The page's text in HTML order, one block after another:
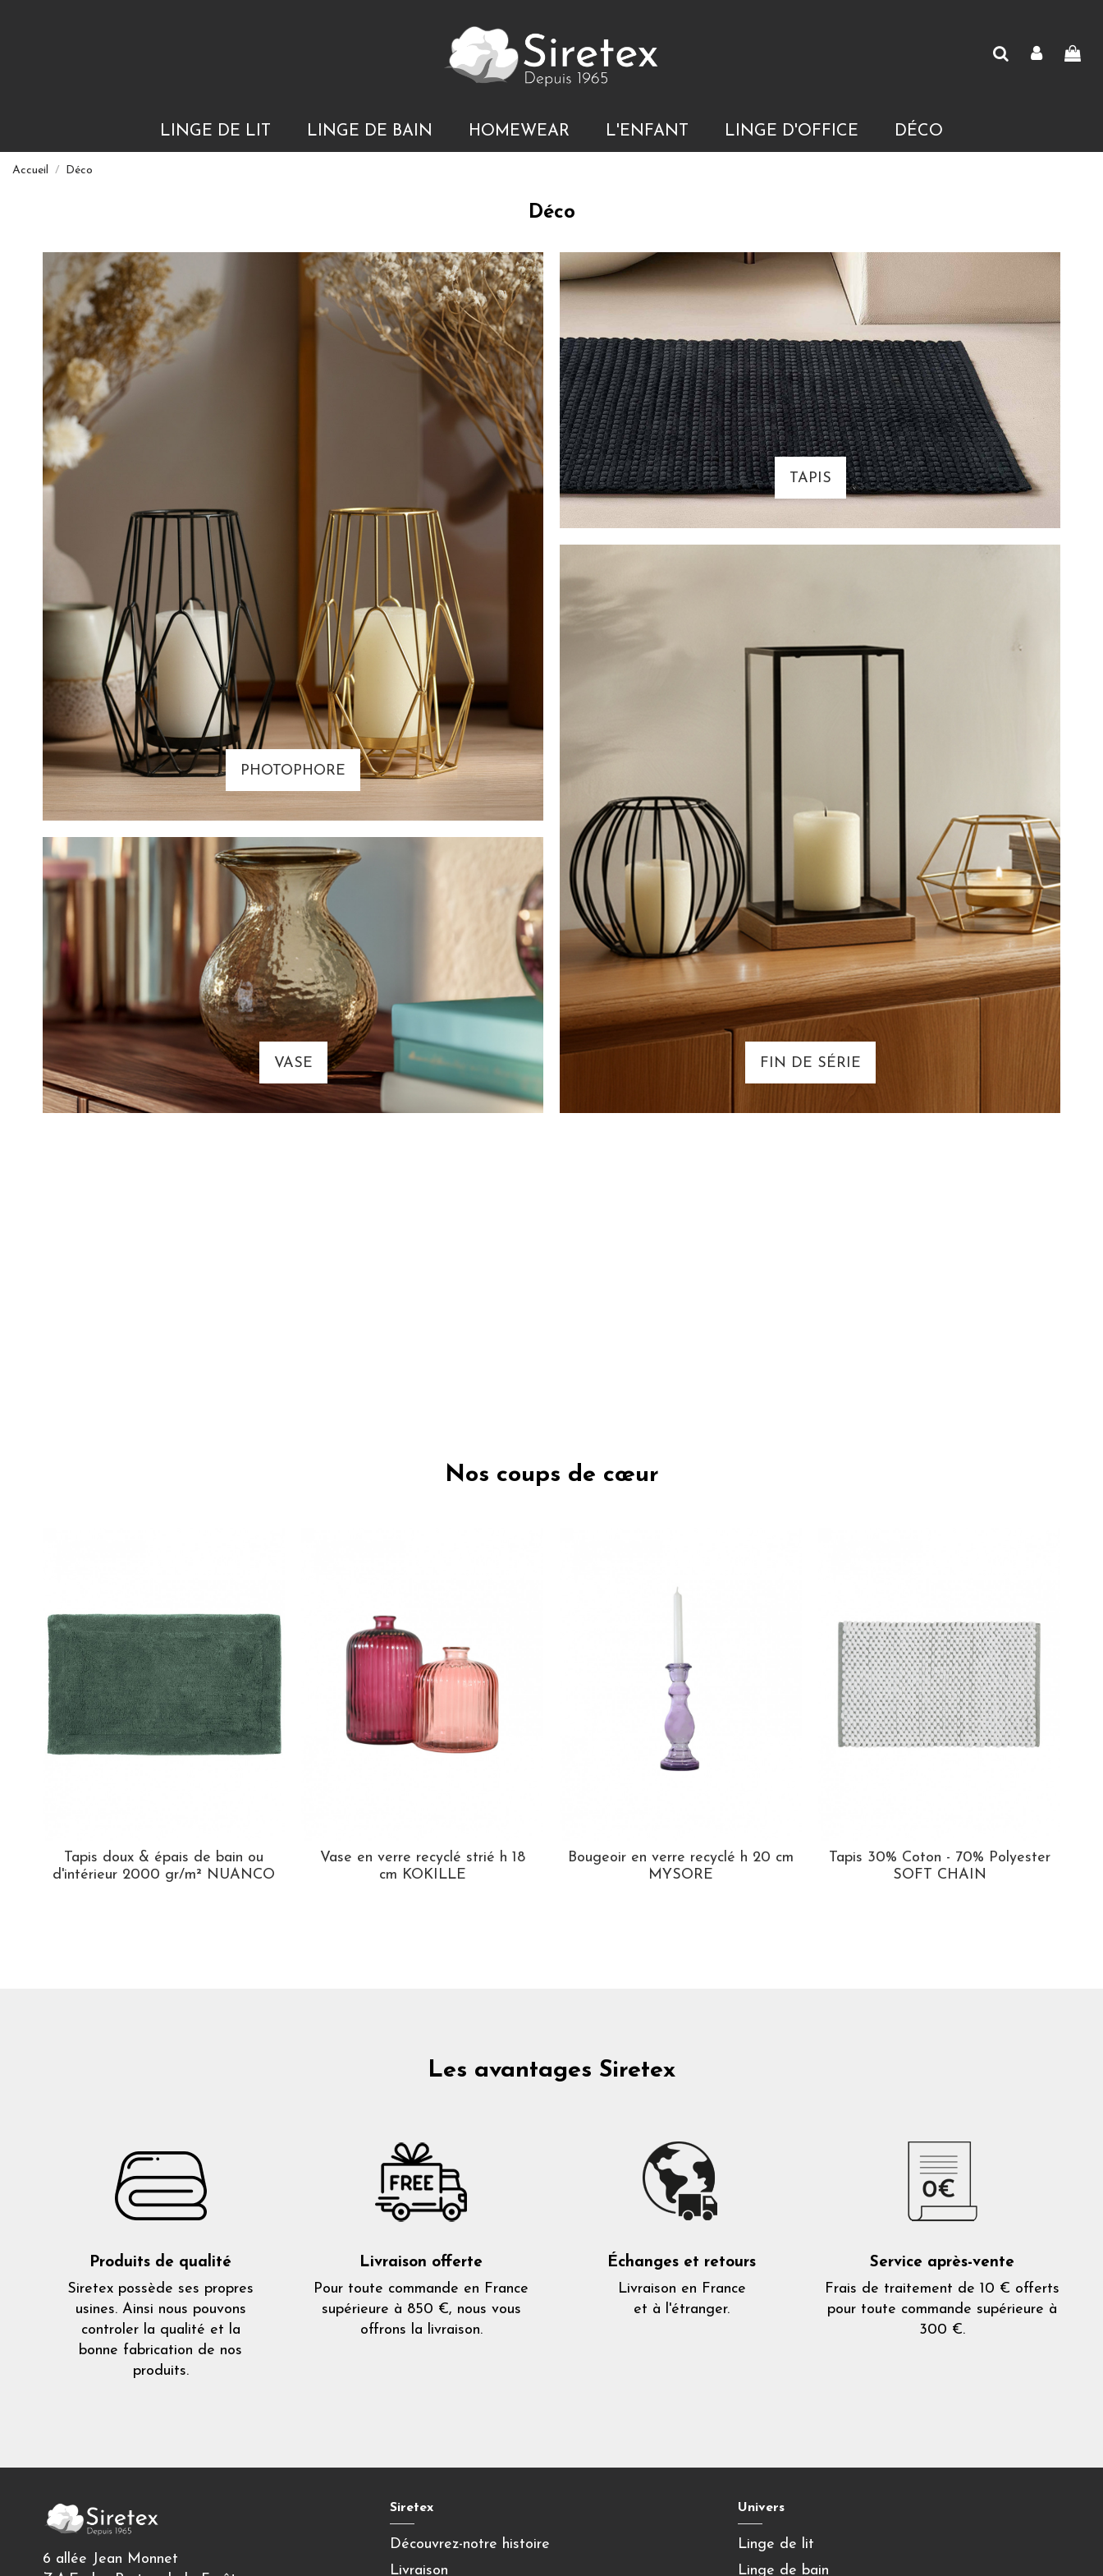
LINGE DE LIT LINGE DE BAIN HOMEWEAR L'ENFANT LINGE D'OFFICE DÉCO
Accueil Déco
Déco
PHOTOPHORE
TAPIS
FIN DE SÉRIE
VASE
Nos coups de cœur
Tapis doux & épais de bain ou
d'intérieur 2000 gr/m² NUANCO
Vase en verre recyclé strié h 18
cm KOKILLE
Bougeoir en verre recyclé h 20 cm
MYSORE
Tapis 30% Coton - 70% Polyester
SOFT CHAIN
Les avantages Siretex
Produits de qualité
Siretex possède ses propres
usines. Ainsi nous pouvons
controler la qualité et la
bonne fabrication de nos
produits.
Livraison offerte
Pour toute commande en France
supérieure à 850 €, nous vous
offrons la livraison.
Échanges et retours
Livraison en France
et à l'étranger.
Service après-vente
Frais de traitement de 10 € offerts
pour toute commande supérieure à
300 €.
6 allée Jean Monnet
Siretex
Découvrez-notre histoire
Livraison
Univers
Linge de lit
Linge de bain